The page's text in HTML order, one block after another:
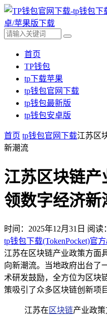
首页
TP钱包
tp下载苹果
tp钱包官网下载
tp钱包最新版
tp钱包安卓版
首页 tp钱包官网下载江苏区
新潮流
江苏区块链产
领数字经济新
时间：2025年12月31日 阅读
tp钱包下载(TokenPocket)官
江苏在区块链产业政策方面
向新潮流。当地政府出台了
术研发鼓励，全方位为区块
策吸引了众多区块链创新项
江苏在 区块链产业政